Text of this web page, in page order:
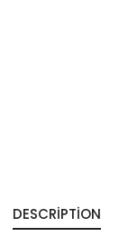
DESCRIPTION